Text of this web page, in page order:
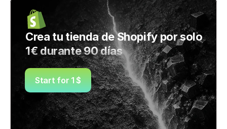
Crea tu tienda de Shopify por solo
1€ durante 90 días
Start for 1 $